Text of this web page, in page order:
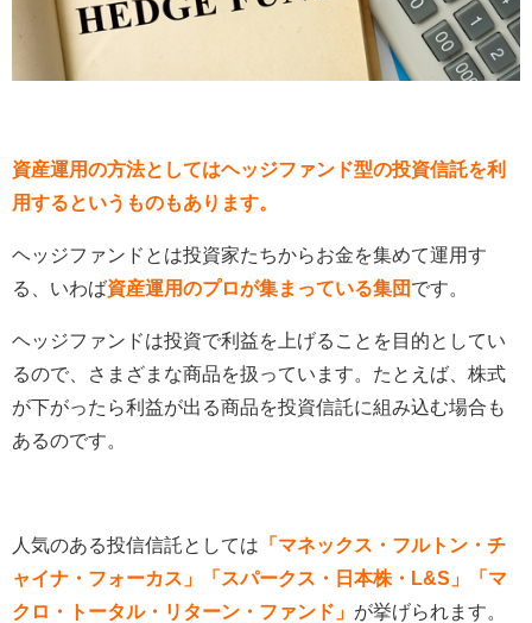
資産運用の方法としてはヘッジファンド型の投資信託を利
用するというものもあります。
ヘッジファンドとは投資家たちからお金を集めて運用す
る、いわば資産運用のプロが集まっている集団 です。
ヘッジファンドは投資で利益を上げることを目的としてい
るので、さまざまな商品を扱っています。たとえば、株式
が下がったら利益が出る商品を投資信託に組み込む場合も
あるのです。
人気のある投信信託としては 「マネックス・フルトン・チ
ャイナ・フォーカス」「スパークス・日本株・L&S」「マ
クロ・トータル・リターン・ファンド」 が挙げられます。